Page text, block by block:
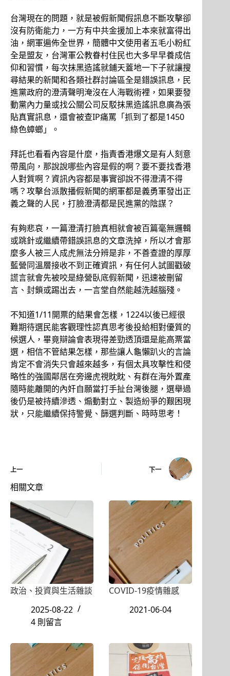
台灣現在的問題，就是被假新聞假訊息不斷攻擊卻
沒有防衛能力，一方有中共金援加上本來就富得出
油，網軍遍佈全世界，簡體中文使用者五毛小粉紅
全是盟友，台灣軍公教眷村住民也大多早早養成信
仰和習慣，每次抹黑造謠就鋪天蓋地一下子就讓搜
尋結果的新聞和各類社群討論區全是錯誤訊息，民
進黨政府的澄清聲明淹沒在人海戰術裡，如果要發
動黨內力量或找公關公司反駁抹黑造謠訊息廣為張
貼真實訊息，還會被查IP痛罵「抓到了都是1450
綠色蟑螂」。
拜託也看看內容是什麼，指責香港爆文是有人刻意
帶風向，那說說哪些內容是假的啊？要不要找香港
人對質啊？資訊內容都是事實卻說不得澄清不得
嗎？攻擊台派散播假新聞的網軍都是義勇軍發出正
義之聲的人民，打臉澄清都是民進黨的陰謀？
有夠悲哀，一篇澄清打臉真相就會被百篇毫無邏輯
或跳針或繼續帶錯誤訊息的文章洗掉，所以才會那
麼多人被三人成虎無法分辨是非，不善查證的厚厚
藍營同溫層接收不到正確資訊，有任何人試圖戳破
謊言就會先被咬是綠營臥底假新聞，迅速被刪留
言、封鎖或踢出去，一言堂自然能越洗越腦殘。
不知道1/11開票的結果會怎樣，1224以後已經很
難期待選民能客觀理性認真思考後投給相對優質的
候選人，畢竟辯論會表現得差勁透頂還是能高票當
選，相信不管結果怎樣，那些讓人龜懶趴火的言論
肯定不會消失只會越來越多，有個太具攻擊性和侵
略性的強國鄰居在旁邊虎視眈眈、有群在海外置產
隨時能離開的內奸自願當打手扯台灣後腿，選舉過
後仍是被持續滲透、煽動對立、製造紛爭的艱困現
狀，只能繼續保持警覺、篩選判斷、時時思考！
上一 下一
相關文章
政治、投資與生活雜談
2025-08-22
4 則留言
COVID-19疫情雜感
2021-06-04